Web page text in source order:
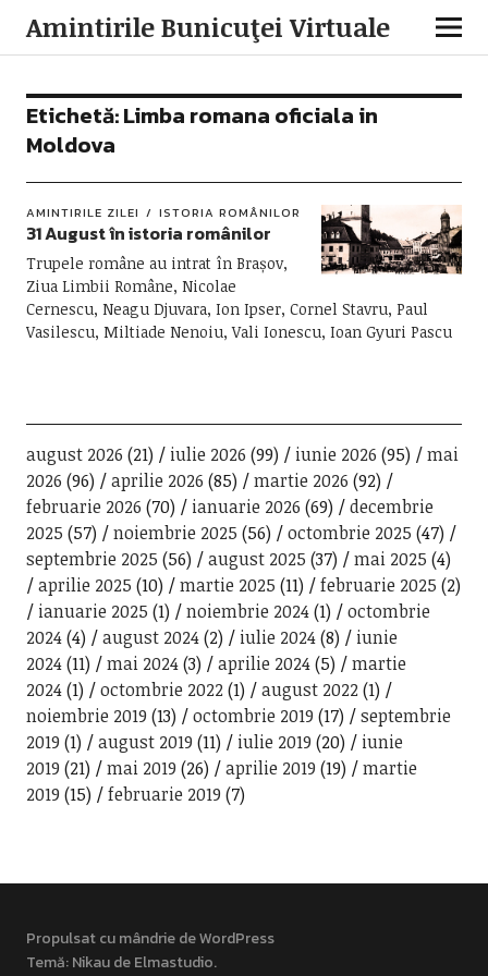
Amintirile Bunicuţei Virtuale
Etichetă:Limba romana oficiala in
Moldova
AMINTIRILE ZILEI ISTORIA ROMÂNILOR
31 August în istoria românilor
Trupele române au intrat în Brașov,
Ziua Limbii Române, Nicolae
Cernescu, Neagu Djuvara, Ion Ipser, Cornel Stavru, Paul
Vasilescu, Miltiade Nenoiu, Vali Ionescu, Ioan Gyuri Pascu
august 2026 (21) iulie 2026 (99) iunie 2026 (95)
mai
2026 (96) aprilie 2026 (85) martie 2026 (92)
februarie 2026 (70) ianuarie 2026 (69)
decembrie
2025 (57) noiembrie 2025 (56) octombrie 2025 (47)
septembrie 2025 (56) august 2025 (37) mai 2025 (4)
aprilie 2025 (10) martie 2025 (11) februarie 2025 (2)
ianuarie 2025 (1) noiembrie 2024(1)
octombrie
2024(4) august 2024(2) iulie 2024(8)
iunie
2024(11) mai 2024(3) aprilie 2024(5)
martie
2024(1) octombrie 2022(1) august 2022(1)
noiembrie 2019 (13) octombrie 2019 (17)
septembrie
2019 (1) august 2019 (11) iulie 2019 (20)
iunie
2019 (21) mai 2019 (26) aprilie 2019 (19)
martie
2019 (15) februarie 2019 (7)
Propulsat cu mândrie de WordPress
Temă: Nikau deElmastudio.